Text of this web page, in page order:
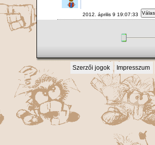
2012. április 9 19:07:33
Szerzői jogok Impresszum